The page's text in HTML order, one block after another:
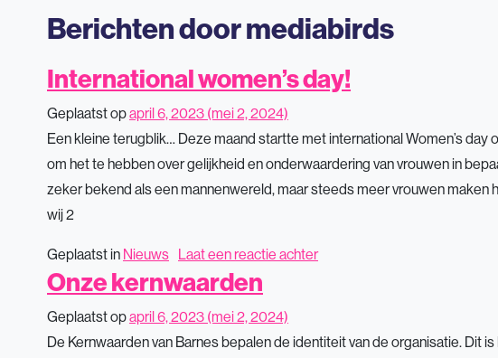
Berichten door mediabirds
International women’s day!
Geplaatst opapril 6, 2023 (mei 2, 2024)
Een kleine terugblik… Deze maand startte met international Women’s day
om het te hebben over gelijkheid en onderwaardering van vrouwen in
zeker bekend als een mannenwereld, maar steeds meer vrouwen maken
wij 2
Geplaatst in Nieuws Laat een reactie achterop International women’s day!
Onze kernwaarden
Geplaatst opapril 6, 2023 (mei 2, 2024)
De Kernwaarden van Barnes bepalen de identiteit van de organisatie. Dit